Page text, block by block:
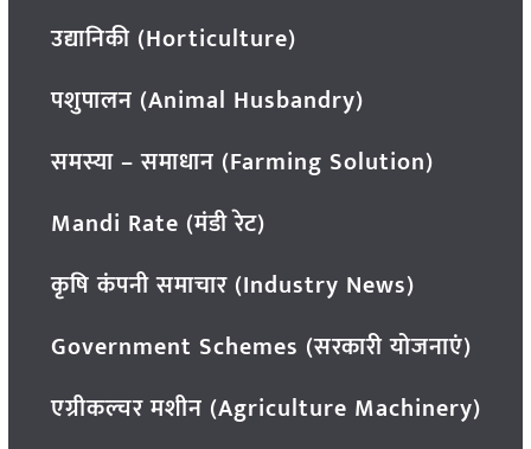
उद्यानिकी (Horticulture)
पशुपालन (Animal Husbandry)
समस्या – समाधान (Farming Solution)
Mandi Rate (मंडी रेट)
कृषि कंपनी समाचार (Industry News)
Government Schemes (सरकारी योजनाएं)
एग्रीकल्चर मशीन (Agriculture Machinery)